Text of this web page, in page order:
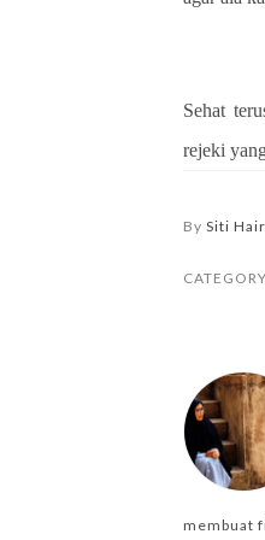
Sehat
rejeki
By Siti
membuat